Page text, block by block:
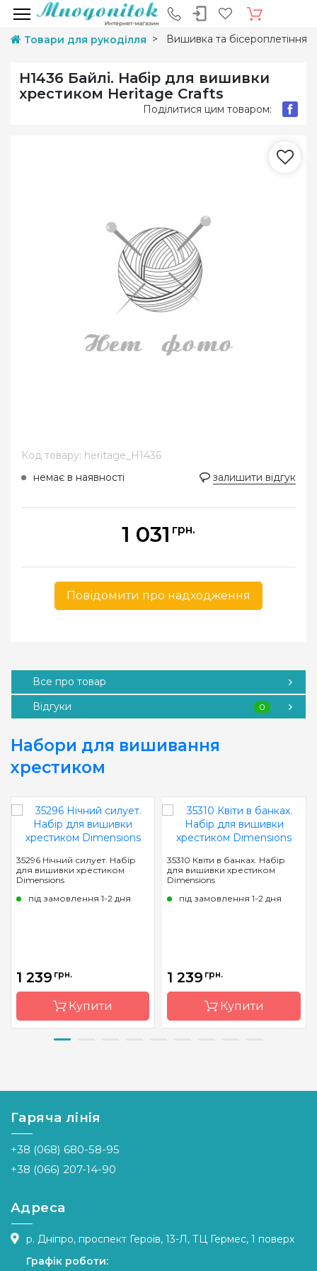
Товари для рукоділля Вишивка та бісероплетіння
H1436 Байлі. Набір для вишивки
хрестиком Heritage Crafts
Поділитися цим товаром:
Код товару: heritage_H1436
немає в наявності
залишити відгук
1 031 грн.
Повідомити про надходження
Все про товар
Відгуки
0
Набори для вишивання
хрестиком
35296 Нічний силует. Набір
для вишивки хрестиком
Dimensions
під замовлення 1-2 дня
1 239 грн.
Купити
Країна
Китай
Розмір
35х28 см
Канва
Aida 14
Зашивання
повна
35310 Квіти в банках. Набір
для вишивки хрестиком
Dimensions
під замовлення 1-2 дня
1 239 грн.
Купити
Країна
Китай
Гаряча лінія
+38 (068) 680-58-95
+38 (066) 207-14-90
Адреса
р. Дніпро, проспект Героїв, 13-Л, ТЦ Гермес, 1 поверх
Графік роботи: